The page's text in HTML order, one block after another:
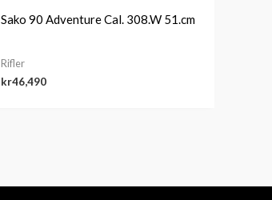
Sako 90 Adventure Cal. 308.W 51.cm
Rifler
kr46,490